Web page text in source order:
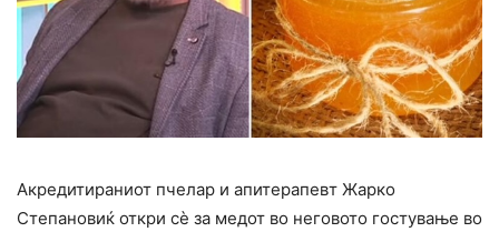
Акредитираниот пчелар и апитерапевт Жарко
Степановиќ откри сѐ за медот во неговото гостување во